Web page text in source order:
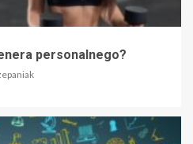
personalnego?